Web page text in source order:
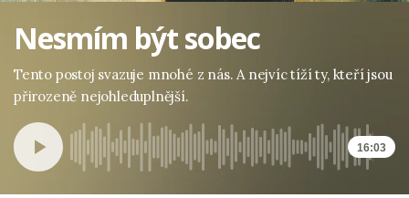
Nesmím být sobec
Tento postoj svazuje mnohé z nás. A nejvíc tíží ty, kteří jsou
přirozeně nejohleduplnější.
16:03